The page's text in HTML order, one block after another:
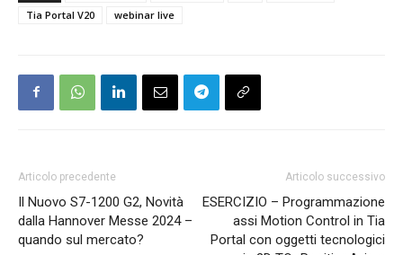
Tia Portal V20 webinar live
Articolo precedente
Il Nuovo S7-1200 G2, Novità
dalla Hannover Messe 2024 –
quando sul mercato?
Articolo successivo
ESERCIZIO – Programmazione
assi Motion Control in Tia
Portal con oggetti tecnologici